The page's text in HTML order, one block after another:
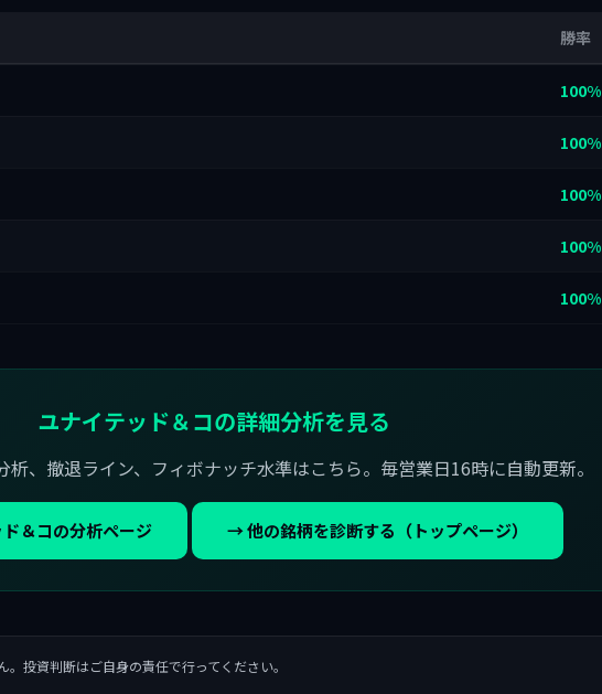
勝率
100%
100%
100%
100%
100%
ユナイテッド＆コの詳細分析を見る
析、撤退ライン、フィボナッチ水準はこちら。毎営業日16時に自動更新。
＆コの分析ページ → 他の銘柄を診断する（トップページ）
投資判断はご自身の責任で行ってください。